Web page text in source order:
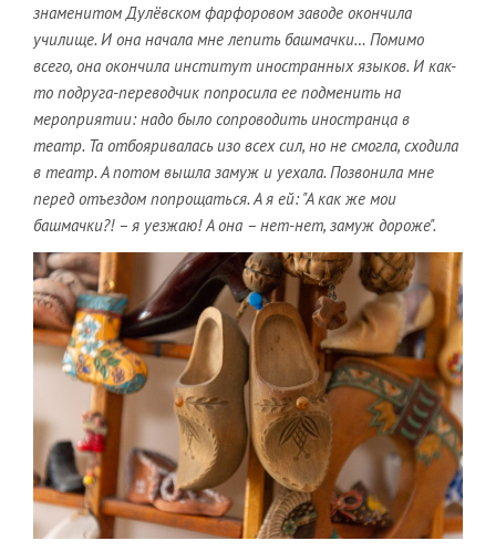
знаменитом Дулёвском фарфоровом заводе окончила
училище. И она начала мне лепить башмачки… Помимо
всего, она окончила институт иностранных языков. И как-
то подруга-переводчик попросила ее подменить на
мероприятии: надо было сопроводить иностранца в
театр. Та отбояривалась изо всех сил, но не смогла, сходила
в театр. А потом вышла замуж и уехала. Позвонила мне
перед отъездом попрощаться. А я ей: "А как же мои
башмачки?! – я уезжаю! А она – нет-нет, замуж дороже".